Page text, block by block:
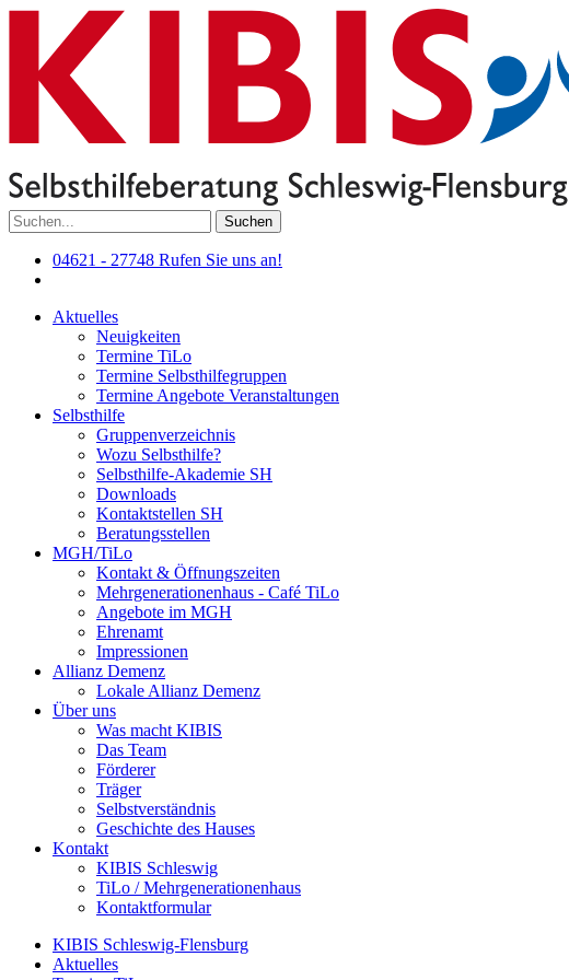
Suchen
04621 - 27748 Rufen Sie uns an!
Aktuelles
Neuigkeiten
Termine TiLo
Termine Selbsthilfegruppen
Termine Angebote Veranstaltungen
Selbsthilfe
Gruppenverzeichnis
Wozu Selbsthilfe?
Selbsthilfe-Akademie SH
Downloads
Kontaktstellen SH
Beratungsstellen
MGH/TiLo
Kontakt & Öffnungszeiten
Mehrgenerationenhaus - Café TiLo
Angebote im MGH
Ehrenamt
Impressionen
Allianz Demenz
Lokale Allianz Demenz
Über uns
Was macht KIBIS
Das Team
Förderer
Träger
Selbstverständnis
Geschichte des Hauses
Kontakt
KIBIS Schleswig
TiLo / Mehrgenerationenhaus
Kontaktformular
KIBIS Schleswig-Flensburg
Aktuelles